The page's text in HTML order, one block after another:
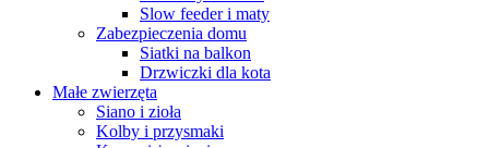
Slow feeder i maty
Zabezpieczenia domu
Siatki na balkon
Drzwiczki dla kota
Małe zwierzęta
Siano i zioła
Kolby i przysmaki